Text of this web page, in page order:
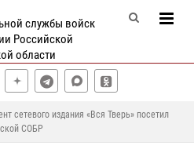
службы войск
Российской
области
сетевого издания «Вся Тверь» посетил
СОБР